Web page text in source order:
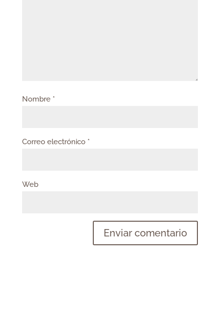
Nombre *
Correo electrónico *
Web